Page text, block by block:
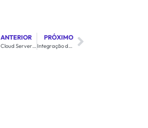
ANTERIOR
Cloud Server e Segurança de Dados: Protegendo sua Infraestrutura de TIv
PRÓXIMO
Integração do Cloud Server com Aplicações Empresariais: Melhorando a Eficiência